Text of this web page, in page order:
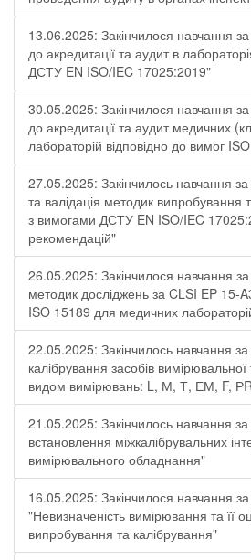
13.06.2025: Закінчилося навчання
до акредитації та аудит в
ДСТУ EN ISO/IEC 17025:2019"
30.05.2025: Закінчилося навчання
до акредитації та аудит медичних
лабораторій відповідно до вимог
27.05.2025: Закінчилось навчання
та валідація методик випробування
з вимогами ДСТУ EN ISO/IEC
рекомендацій"
26.05.2025: Закінчилося навчання
методик досліджень за CLSI EP 15-
ISO 15189 для медичних
22.05.2025: Закінчилось навчання
калібрування засобів
видом вимірювань: L, М, Т, ЕМ, F,
21.05.2025: Закінчилось навчання
встановлення міжкалібрувальних
вимірювального обладнання"
16.05.2025: Закінчилося навчання
"Невизначеність вимірювання та її
випробування та калібрування"